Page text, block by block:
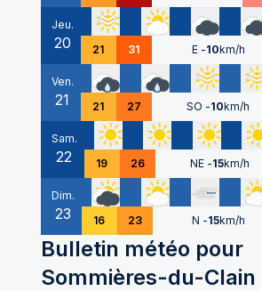
Jeu.
20 21 31 E -10km/h
Ven.
21 21 27 SO -10km/h
Sam.
22 19 26 NE -15km/h
Dim.
23 16 23 N -15km/h
Bulletin météo pour
Sommières-du-Clain